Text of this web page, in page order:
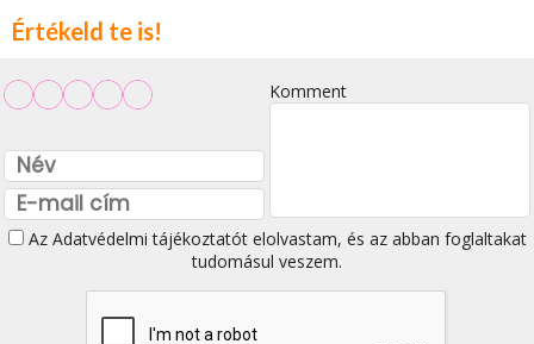
Értékeld te is!
Komment
Az Adatvédelmi tájékoztatótelolvastam, és az abban foglaltakat
tudomásul veszem.